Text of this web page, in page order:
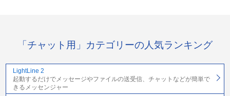
「チャット用」カテゴリーの人気ランキング
LightLine 2
起動するだけでメッセージやファイルの送受信、チャットなどが簡単で
きるメッセンジャー